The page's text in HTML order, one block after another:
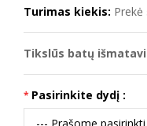
Turimas kiekis: Prekė
Tikslūs batų
Pasirinkite dydį :